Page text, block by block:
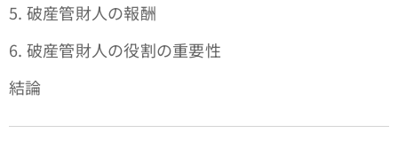
5. 破産管財人の報酬
6. 破産管財人の役割の重要性
結論